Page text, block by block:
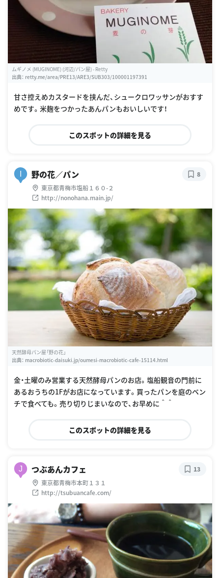
ムギノメ (MUGINOME) (河辺/パン屋) - Retty
出典： retty.me/area/PRE13/ARE3/SUB303/100001197391
甘さ控えめカスタードを挟んだ、シュークロワッサンがおすす
めです。米麹をつかったあんパンもおいしいです！
このスポットの詳細を見る
I 野の花／パン
東京都青梅市塩船１６０-２
http://nonohana.main.jp/
8
天然酵母パン屋「野の花」
出典： macrobiotic-daisuki.jp/oumesi-macrobiotic-cafe-15114.html
金・土曜のみ営業する天然酵母パンのお店。塩船観音の門前に
あるおうちの1Fがお店になっています。買ったパンを庭のベン
チで食べても。売り切りじまいなので、お早めに＾＾
このスポットの詳細を見る
J つぶあんカフェ
東京都青梅市本町１３１
http://tsubuancafe.com/
13